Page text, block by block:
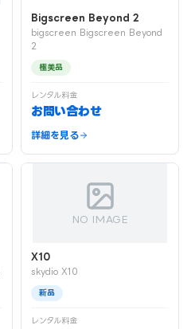
Bigscreen Beyond 2
bigscreen Bigscreen Beyond
2
極美品
レンタル料金
お問い合わせ
詳細を見る
NO IMAGE
X10
skydio X10
新品
レンタル料金